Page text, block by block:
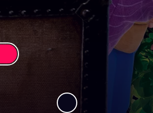
Streamz Basic